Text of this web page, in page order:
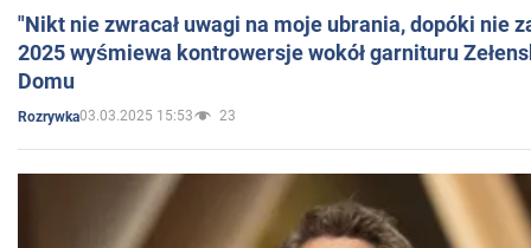
"Nikt nie zwracał uwagi na moje ubrania, dopóki nie
2025 wyśmiewa kontrowersje wokół garnituru
Domu
Rozrywka03.03.2025 15:53 23